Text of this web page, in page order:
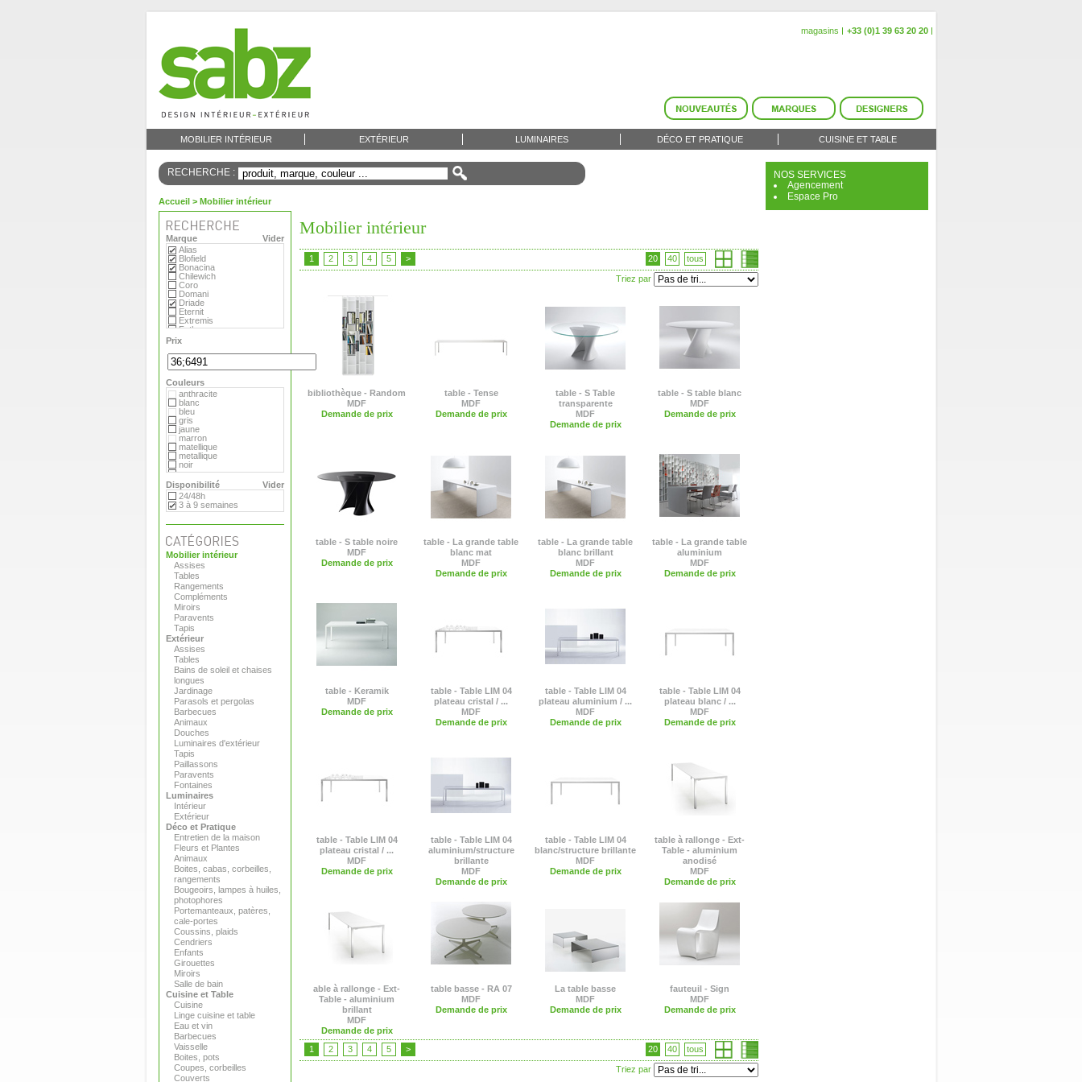
magasins +33 (0)1 39 63 20 20
MOBILIER INTÉRIEUR EXTÉRIEUR LUMINAIRES DÉCO ET PRATIQUE CUISINE ET TABLE
NOS SERVICES
Agencement
Espace Pro
RECHERCHE :
Accueil > Mobilier intérieur
Vider
Marque
Alias
Blofield
Bonacina
Chilewich
Coro
Domani
Driade
Eternit
Extremis
Fatboy
Flora
Foscarini
Gandia Blasco
Hay
MDF
Magis
Marimekko
Matière Grise
Moroso
Paola Lenti
Plank
Pop Corn
Roda
Serralunga
Tribu
Vange
Versus
Viteo
Prix
Couleurs
anthracite
blanc
bleu
gris
jaune
marron
matellique
metallique
noir
orange
rouge
transparent
vert
Vider
Disponibilité
24/48h
3 à 9 semaines
Mobilier intérieur
Assises
Tables
Rangements
Compléments
Miroirs
Paravents
Tapis
Extérieur
Assises
Tables
Bains de soleil et chaises
longues
Jardinage
Parasols et pergolas
Barbecues
Animaux
Douches
Luminaires d'extérieur
Tapis
Paillassons
Paravents
Fontaines
Luminaires
Intérieur
Extérieur
Déco et Pratique
Entretien de la maison
Fleurs et Plantes
Animaux
Boites, cabas, corbeilles,
rangements
Bougeoirs, lampes à huiles,
photophores
Portemanteaux, patères,
cale-portes
Coussins, plaids
Cendriers
Enfants
Girouettes
Miroirs
Salle de bain
Cuisine et Table
Cuisine
Linge cuisine et table
Eau et vin
Barbecues
Vaisselle
Boites, pots
Coupes, corbeilles
Couverts
Mobilier intérieur
1 2 3 4 5 >
Triez par
20 40 tous
bibliothèque - Random
MDF
Demande de prix
table - Tense
MDF
Demande de prix
table - S Table
transparente
MDF
Demande de prix
table - S table blanc
MDF
Demande de prix
table - S table noire
MDF
Demande de prix
table - La grande table
blanc mat
MDF
Demande de prix
table - La grande table
blanc brillant
MDF
Demande de prix
table - La grande table
aluminium
MDF
Demande de prix
table - Keramik
MDF
Demande de prix
table - Table LIM 04
plateau cristal / ...
MDF
Demande de prix
table - Table LIM 04
plateau aluminium / ...
MDF
Demande de prix
table - Table LIM 04
plateau blanc / ...
MDF
Demande de prix
table - Table LIM 04
plateau cristal / ...
MDF
Demande de prix
table - Table LIM 04
aluminium/structure
brillante
MDF
Demande de prix
table - Table LIM 04
blanc/structure brillante
MDF
Demande de prix
table à rallonge - Ext-
Table - aluminium
anodisé
MDF
Demande de prix
able à rallonge - Ext-
Table - aluminium
brillant
MDF
Demande de prix
table basse - RA 07
MDF
Demande de prix
La table basse
MDF
Demande de prix
fauteuil - Sign
MDF
Demande de prix
1 2 3 4 5 >
Triez par
20 40 tous